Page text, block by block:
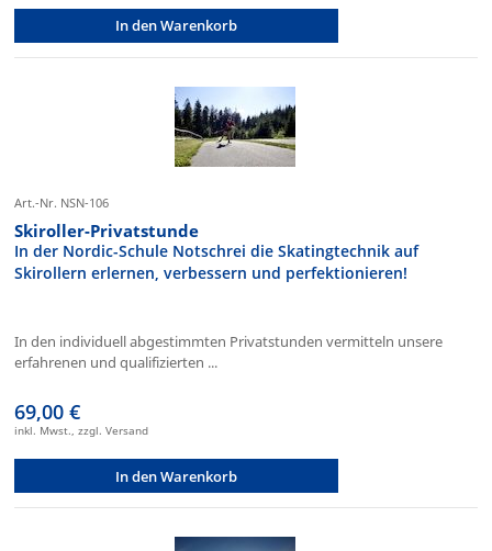
In den Warenkorb
Art.-Nr. NSN-106
Skiroller-Privatstunde
In der Nordic-Schule Notschrei die Skatingtechnik auf
Skirollern erlernen, verbessern und perfektionieren!
In den individuell abgestimmten Privatstunden vermitteln unsere
erfahrenen und qualifizierten ...
69,00 €
inkl. Mwst., zzgl. Versand
In den Warenkorb